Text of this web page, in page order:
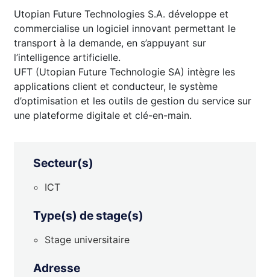
Utopian Future Technologies S.A. développe et
commercialise un logiciel innovant permettant le
transport à la demande, en s’appuyant sur
l’intelligence artificielle.
UFT (Utopian Future Technologie SA) intègre les
applications client et conducteur, le système
d’optimisation et les outils de gestion du service sur
une plateforme digitale et clé-en-main.
Secteur(s)
ICT
Type(s) de stage(s)
Stage universitaire
Adresse